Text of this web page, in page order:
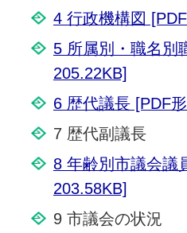
4 行政機構図
5 所属別・職名別
205.22KB]
6 歴代議長 [PDF
7 歴代副議長
8 年齢別市議会議
203.58KB]
9 市議会の状況